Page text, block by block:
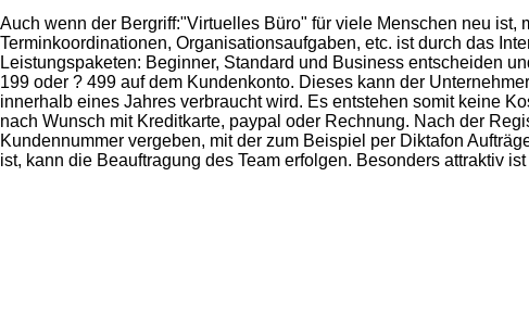
Auch wenn der Bergriff:"Virtuelles Büro" für viele Menschen neu
Terminkoordinationen, Organisationsaufgaben, etc. ist durch das
Leistungspaketen: Beginner, Standard und Business entscheiden
199 oder ? 499 auf dem Kundenkonto. Dieses kann der
innerhalb eines Jahres verbraucht wird. Es entstehen somit keine
nach Wunsch mit Kreditkarte, paypal oder Rechnung. Nach der
Kundennummer vergeben, mit der zum Beispiel per Diktafon
ist, kann die Beauftragung des Team erfolgen. Besonders attraktiv